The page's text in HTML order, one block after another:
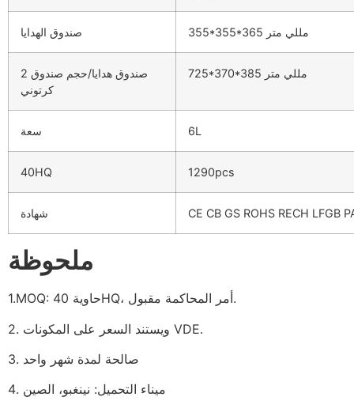
صندوق الهدايا 355*355*365 مللي متر
2 صندوق هدايا/حجم صندوق
كرتوني
725*370*385 مللي متر
سعة 6L
40HQ 1290pcs
شهادة CE CB GS ROHS RECH LFGB
ملحوظة
1.MOQ: حاوية 40HQ، أمر المحاكمة مقبول.
2. ويستند السعر على المكونات VDE.